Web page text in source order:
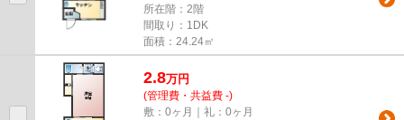
所在階：2階
間取り：1DK
面積：24.24㎡
2.8万円
(管理費・共益費 -)
敷：0ヶ月｜礼：0ヶ月